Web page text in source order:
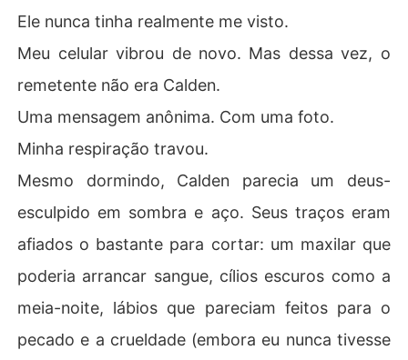
Ele nunca tinha realmente me visto.
Meu celular vibrou de novo. Mas dessa vez, o
remetente não era Calden.
Uma mensagem anônima. Com uma foto.
Minha respiração travou.
Mesmo dormindo, Calden parecia um deus-
esculpido em sombra e aço. Seus traços eram
afiados o bastante para cortar: um maxilar que
poderia arrancar sangue, cílios escuros como a
meia-noite, lábios que pareciam feitos para o
pecado e a crueldade (embora eu nunca tivesse